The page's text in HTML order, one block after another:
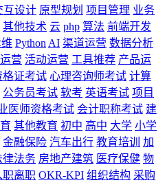
互设计 原型规划 项目管理 业务
其他技术 云 php 算法 前端开发
Python AI 渠道运营 数据分析
营 活动运营 工具推荐 产品运
格证考试 心理咨询师考试 计算
公务员考试 软考 英语考试 项目
医师资格考试 会计职称考试 建
其他教育 初中 高中 大学 小学
金融保险 汽车出行 教育培训
加
律法务 房地产建筑 医疗保健 物
职离职 OKR-KPI 组织结构 采购